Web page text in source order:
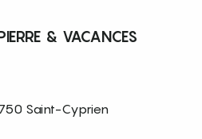
& VACANCES
Saint-Cyprien